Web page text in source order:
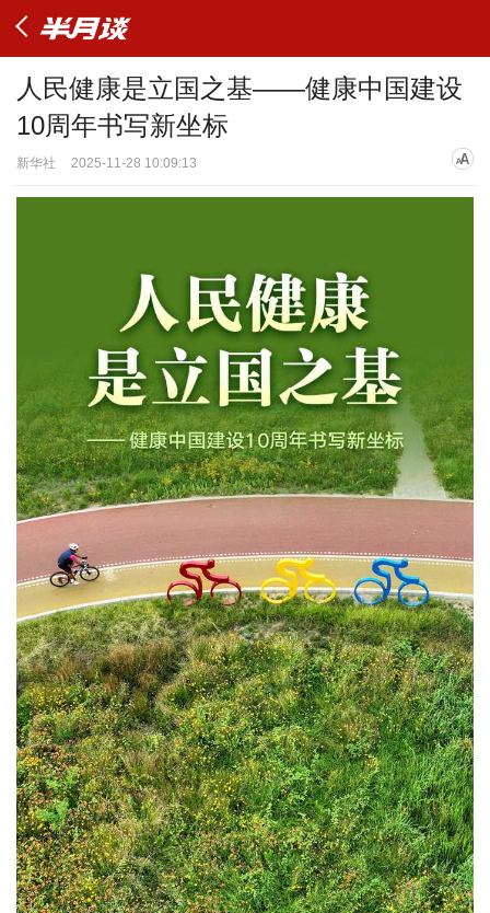
人民健康是立国之基——健康中国建设
10周年书写新坐标
新华社 2025-11-28 10:09:13